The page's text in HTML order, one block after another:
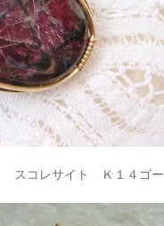
スコレサイト Ｋ１４ゴー